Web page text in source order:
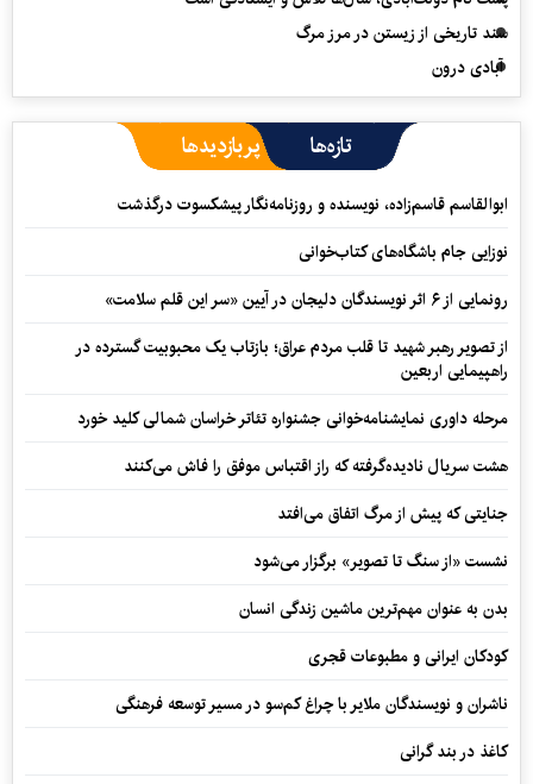
سند تاریخی از زیستن در مرز مرگ
آبادی درون
تازه‌ها پربازدیدها
ابوالقاسم قاسم‌زاده، نویسنده و روزنامه‌نگار پیشکسوت درگذشت
نوزایی جام باشگاه‌های کتاب‌خوانی
رونمایی از ۶ اثر نویسندگان دلیجان در آیین «سر این قلم سلامت»
از تصویر رهبر شهید تا قلب مردم عراق؛ بازتاب یک محبوبیت گسترده در
راهپیمایی اربعین
مرحله داوری نمایشنامه‌خوانی جشنواره تئاتر خراسان شمالی کلید خورد
هشت سریال نادیده‌گرفته که راز اقتباس موفق را فاش می‌کنند
جنایتی که پیش از مرگ اتفاق می‌افتد
نشست «از سنگ تا تصویر» برگزار می‌شود
بدن به عنوان مهم‌ترین ماشین زندگی انسان
کودکان ایرانی و مطبوعات قجری
ناشران و نویسندگان ملایر با چراغ کم‌سو در مسیر توسعه فرهنگی
کاغذ در بند گرانی